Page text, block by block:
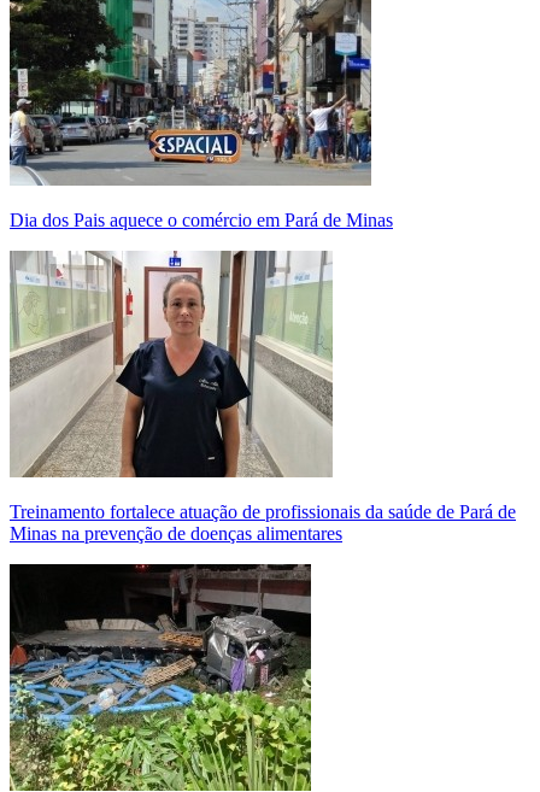
Dia dos Pais aquece o comércio em Pará de Minas
Treinamento fortalece atuação de profissionais da saúde de Pará de
Minas na prevenção de doenças alimentares